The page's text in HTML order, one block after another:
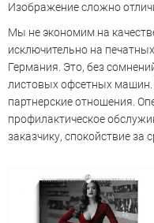
Изображение сложно
Мы не экономим на
исключительно на
Германия. Это, без
листовых офсетных
партнерские отношения.
профилактическое
заказчику, спокойствие за